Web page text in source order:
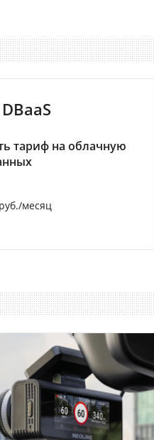
DBaaS
тариф на облачную
месяц